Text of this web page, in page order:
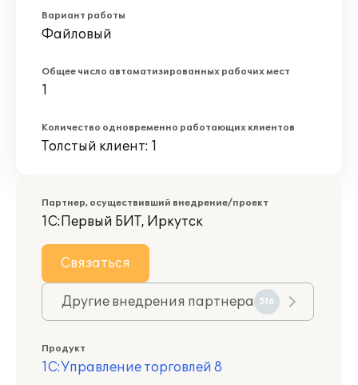
Вариант работы
Файловый
Общее число автоматизированных рабочих мест
1
Количество одновременно работающих клиентов
Толстый клиент: 1
Партнер, осуществивший внедрение/проект
1С:Первый БИТ, Иркутск
Связаться
Другие внедрения партнера 516
Продукт
1С:Управление торговлей 8